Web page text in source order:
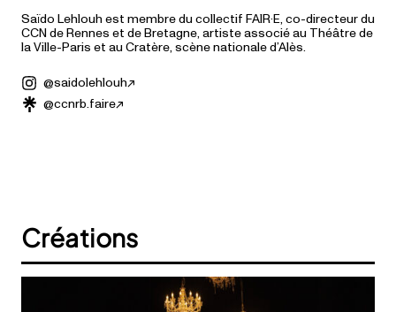
Saïdo Lehlouh est membre du collectif FAIR·E, co-directeur du
CCN de Rennes et de Bretagne, artiste associé au Théâtre de
la Ville-Paris et au Cratère, scène nationale d’Alès.
@saidolehlouh
@ccnrb.faire
Créations